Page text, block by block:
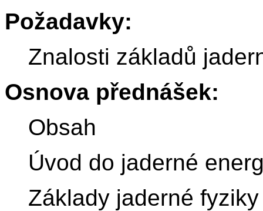
Požadavky:
Znalosti základů
Osnova přednášek:
Obsah
Úvod do jaderné
Základy jaderné fyziky